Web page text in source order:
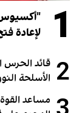
1
لإعادة
2 قائد الحرس
الأسلحة